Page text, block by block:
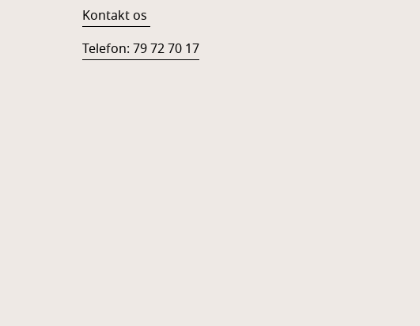
Kontakt os
Telefon: 79 72 70 17